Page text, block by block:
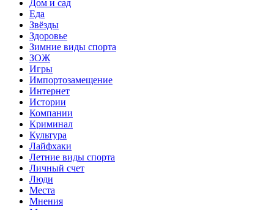
Дом и сад
Еда
Звёзды
Здоровье
Зимние виды спорта
ЗОЖ
Игры
Импортозамещение
Интернет
Истории
Компании
Криминал
Культура
Лайфхаки
Летние виды спорта
Личный счет
Люди
Места
Мнения